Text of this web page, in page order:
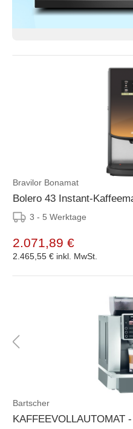
Bravilor Bonamat
Bolero 43 Instant-
3 - 5 Werktage
2.071,89 €
2.465,55 € inkl. MwSt.
Bartscher
KAFFEEVOLLAUTOMAT